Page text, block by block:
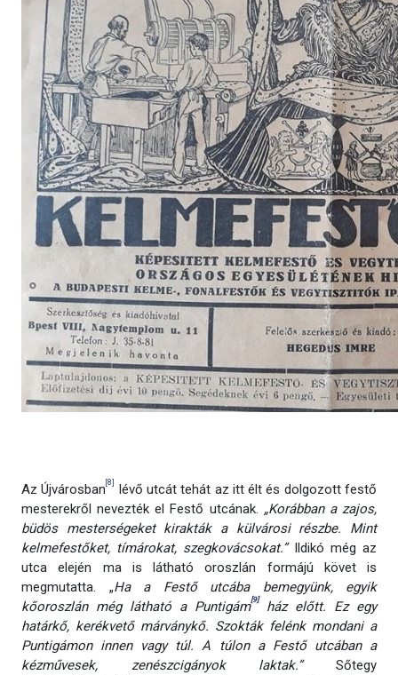
Az Újvárosban[8]
lévő utcát tehát az itt élt és dolgozott festő
mesterekről nevezték el Festő utcának. „Korábban a zajos,
büdös mesterségeket kirakták a külvárosi részbe. Mint
kelmefestőket, tímárokat, szegkovácsokat.” Ildikó még az
utca elején ma is látható oroszlán formájú követ is
megmutatta. „Ha a Festő utcába bemegyünk, egyik
kőoroszlán még látható a Puntigám[9]ház előtt. Ez egy
határkő, kerékvető márványkő. Szokták felénk mondani a
Puntigámon innen vagy túl. A túlon a Festő utcában a
kézművesek, zenészcigányok laktak.”Sőtegy